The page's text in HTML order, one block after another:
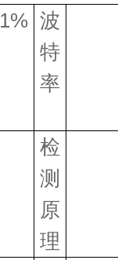
1% 波
特
率
检
测
原
理